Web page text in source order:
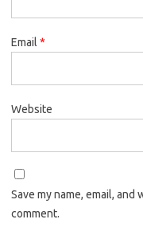
Email *
Website
Save my name, email,
comment.